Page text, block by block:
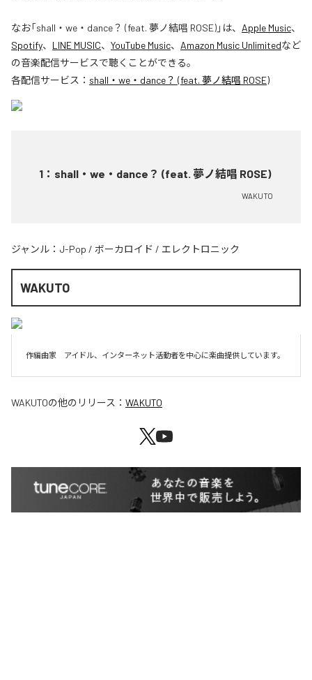
なお「shall・we・dance？ (feat. 夢ノ結唱 ROSE)」は、 Apple Music、
Spotify、 LINE MUSIC、 YouTube Music、 Amazon Music Unlimitedなど
の音楽配信サービスで聴くことができる。
各配信サービス： shall・we・dance？ (feat. 夢ノ結唱 ROSE)
1 ： shall・we・dance？ (feat. 夢ノ結唱 ROSE)
WAKUTO
ジャンル： J-Pop / ボーカロイド / エレクトロニック
WAKUTO
作編曲家　アイドル、インターネット活動者を中心に楽曲提供しています。
WAKUTOの他のリリース： WAKUTO